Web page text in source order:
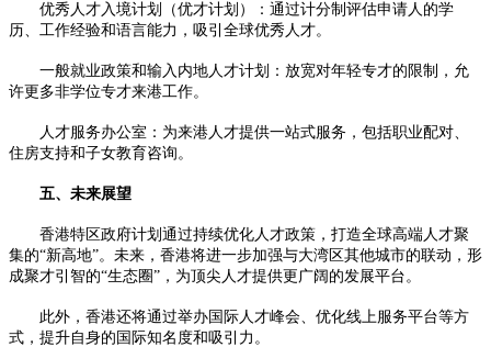
优秀人才入境计划（优才计划）：通过计分制评估申请人的学
历、工作经验和语言能力，吸引全球优秀人才。
一般就业政策和输入内地人才计划：放宽对年轻专才的限制，允
许更多非学位专才来港工作。
人才服务办公室：为来港人才提供一站式服务，包括职业配对、
住房支持和子女教育咨询。
五、未来展望
香港特区政府计划通过持续优化人才政策，打造全球高端人才聚
集的“新高地”。未来，香港将进一步加强与大湾区其他城市的联动，形
成聚才引智的“生态圈”，为顶尖人才提供更广阔的发展平台。
此外，香港还将通过举办国际人才峰会、优化线上服务平台等方
式，提升自身的国际知名度和吸引力。